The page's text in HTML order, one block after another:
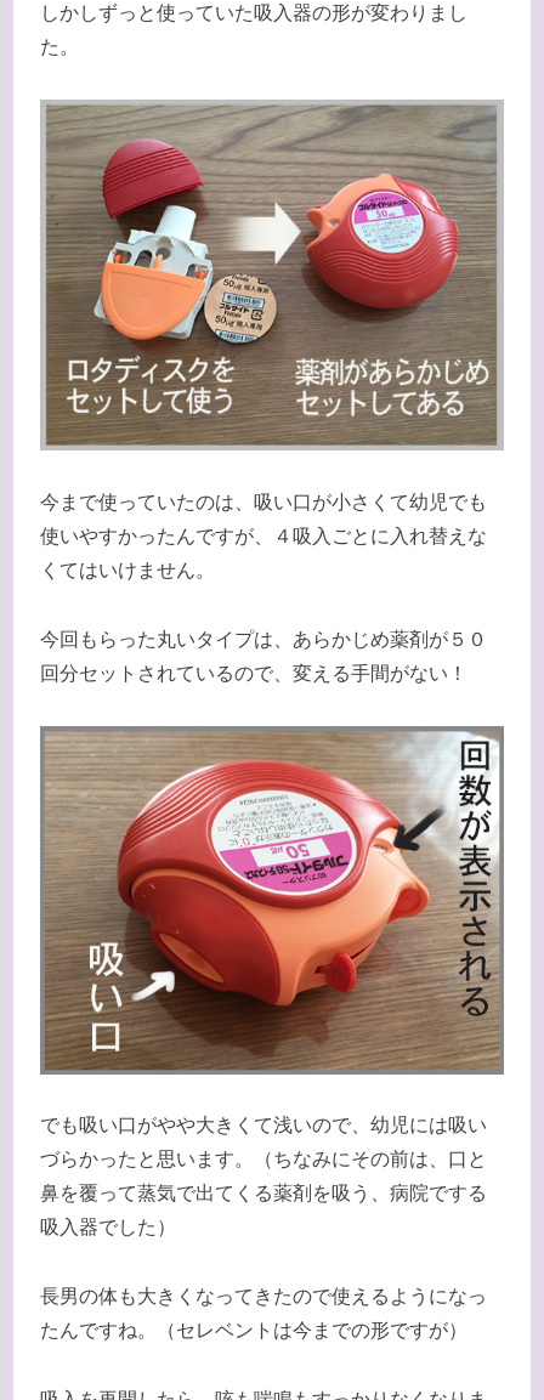
しかしずっと使っていた吸入器の形が変わりまし
た。
今まで使っていたのは、吸い口が小さくて幼児でも
使いやすかったんですが、４吸入ごとに入れ替えな
くてはいけません。
今回もらった丸いタイプは、あらかじめ薬剤が５０
回分セットされているので、変える手間がない！
でも吸い口がやや大きくて浅いので、幼児には吸い
づらかったと思います。（ちなみにその前は、口と
鼻を覆って蒸気で出てくる薬剤を吸う、病院でする
吸入器でした）
長男の体も大きくなってきたので使えるようになっ
たんですね。（セレベントは今までの形ですが）